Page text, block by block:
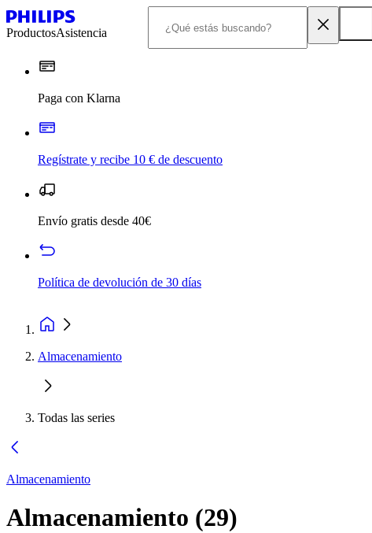
ProductosAsistencia
Paga con Klarna
Regístrate y recibe 10 € de descuento
Envío gratis desde 40€
Política de devolución de 30 días
Almacenamiento
Todas las series
Almacenamiento
Almacenamiento (29)